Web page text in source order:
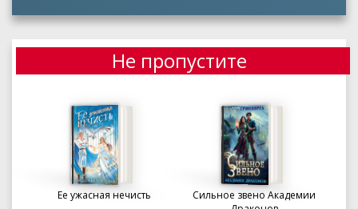
Не пропустите
Ее ужасная нечисть
Сильное звено Академии